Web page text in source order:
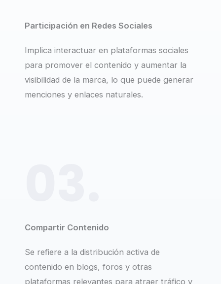
Participación en Redes Sociales
Implica interactuar en plataformas sociales
para promover el contenido y aumentar la
visibilidad de la marca, lo que puede generar
menciones y enlaces naturales.
Compartir Contenido
Se refiere a la distribución activa de
contenido en blogs, foros y otras
plataformas relevantes para atraer tráfico y